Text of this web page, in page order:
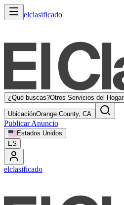
elclasificado
¿Qué buscas?Otros Servicios del Hogar
UbicaciónOrange County, CA
Publicar Anuncio
Estados Unidos
ES
elclasificado